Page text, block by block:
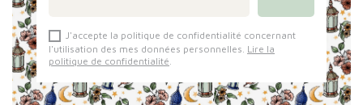
J'accepte la politique de confidentialité concernant
l'utilisation des mes données personnelles. Lire la
politique de confidentialité